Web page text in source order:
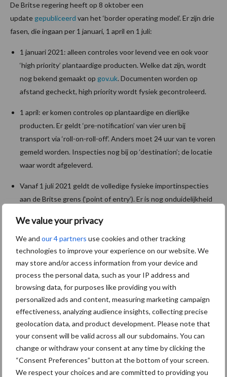
We value your privacy
We and our 4 partners use cookies and other tracking
technologies to improve your experience on our website. We
may store and/or access information from your device and
process the personal data, such as your IP address and
browsing data, for purposes like providing you with
personalized ads and content, measuring marketing campaign
effectiveness, analyzing audience insights, collecting precise
geolocation data, and product development. Please note that
your consent will be valid across all our subdomains. You can
change or withdraw your consent at any time by clicking the
“Consent Preferences” button at the bottom of your screen.
We respect your choices and are committed to providing you
De Britse regering heeft op 8 oktober een
update gepubliceerd van het ‘border operating model’. Er zijn drie
fasen, die ingaan per 1 januari, 1 april en 1 juli:
1 januari 2021: alleen controles voor levend vee en ook voor
‘high priority’ plantaardige producten. Welke dat zijn, wordt
nog bekend gemaakt op gov.uk. Documenten worden op
afstand gecheckt, high priority wordt fysiek gecontroleerd.
1 april: er komen controles op plantaardige en dierlijke
producten. Er geldt ‘pre-notification’ van vier uren bij
transport via ‘roll-on-roll-off’. Anders moet 24 uur van te voren
gemeld worden. Inspecties nog bij op ‘destination’; de locatie
waar wordt afgeleverd.
Vanaf 1 juli 2021 geldt de volledige fysieke importinspecties
aan de Britse grens (‘point of entry’). Er is nog onduidelijkheid
beschikbaar komen.
komt de Britse regering binnenkort nog met wetgeving.
De Britse regering maakte onlangs bekend zeker anderhalf miljard
pond te gaan investeren in grenskantoren en
kost. En dat terwijl de economieën van de EU en het VK door het
diepste dal van de laatste honderd jaar gaan (corona). Niemand zit
te wachten op nog meer schade voor de handel.